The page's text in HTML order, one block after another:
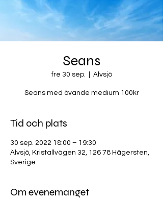
Seans
fre 30 sep. Älvsjö
Seans med övande medium 100kr
Tid och plats
30 sep. 2022 18:00 – 19:30
Älvsjö, Kristallvägen 32, 126 78 Hägersten,
Sverige
Om evenemanget